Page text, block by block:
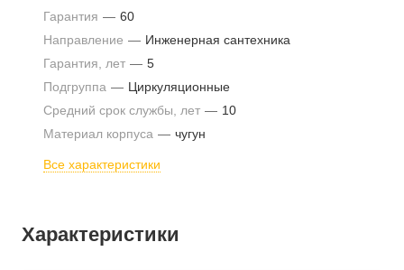
Гарантия — 60
Направление — Инженерная сантехника
Гарантия, лет — 5
Подгруппа — Циркуляционные
Средний срок службы, лет — 10
Материал корпуса — чугун
Все характеристики
Характеристики